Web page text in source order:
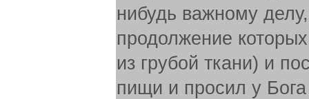
нибудь важному
продолжение
из грубой ткани) и
пищи и просил у